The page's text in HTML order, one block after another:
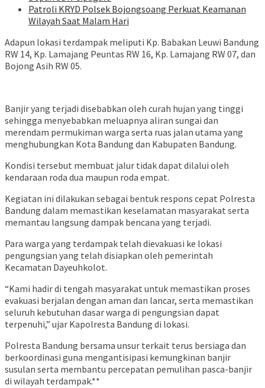
Patroli KRYD Polsek Bojongsoang Perkuat Keamanan
Wilayah Saat Malam Hari
Adapun lokasi terdampak meliputi Kp. Babakan Leuwi Bandung
RW 14, Kp. Lamajang Peuntas RW 16, Kp. Lamajang RW 07, dan
Bojong Asih RW 05.
Banjir yang terjadi disebabkan oleh curah hujan yang tinggi
sehingga menyebabkan meluapnya aliran sungai dan
merendam permukiman warga serta ruas jalan utama yang
menghubungkan Kota Bandung dan Kabupaten Bandung.
Kondisi tersebut membuat jalur tidak dapat dilalui oleh
kendaraan roda dua maupun roda empat.
Kegiatan ini dilakukan sebagai bentuk respons cepat Polresta
Bandung dalam memastikan keselamatan masyarakat serta
memantau langsung dampak bencana yang terjadi.
Para warga yang terdampak telah dievakuasi ke lokasi
pengungsian yang telah disiapkan oleh pemerintah
Kecamatan Dayeuhkolot.
“Kami hadir di tengah masyarakat untuk memastikan proses
evakuasi berjalan dengan aman dan lancar, serta memastikan
seluruh kebutuhan dasar warga di pengungsian dapat
terpenuhi,” ujar Kapolresta Bandung di lokasi.
Polresta Bandung bersama unsur terkait terus bersiaga dan
berkoordinasi guna mengantisipasi kemungkinan banjir
susulan serta membantu percepatan pemulihan pasca-banjir
di wilayah terdampak.**